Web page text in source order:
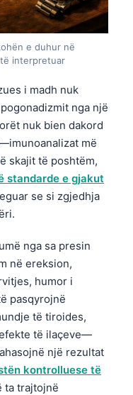
e duhur në
interpretuar
i madh nuk
nga një
nuk bien dakord
më
skajit të poshtëm,
standarde e gjakut
se si zgjedhja
nga sa presin
në ereksion,
humor i
pasqyrojnë
të tiroides,
të ilaçeve—
një rezultat
kontrolluese të
ta trajtojnë